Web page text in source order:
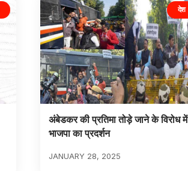
देश
अंबेडकर की प्रतिमा तोड़े जाने के विरोध में
भाजपा का प्रदर्शन
JANUARY 28, 2025